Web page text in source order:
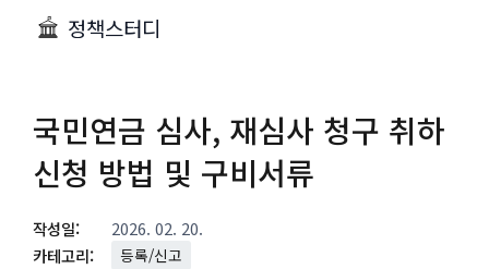
정책스터디
국민연금 심사, 재심사 청구 취하
신청 방법 및 구비서류
작성일:
2026. 02. 20.
카테고리:
등록/신고